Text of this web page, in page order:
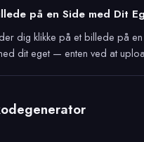
på en Side med Dit
dig klikke på et billede på
dit eget — enten ved at